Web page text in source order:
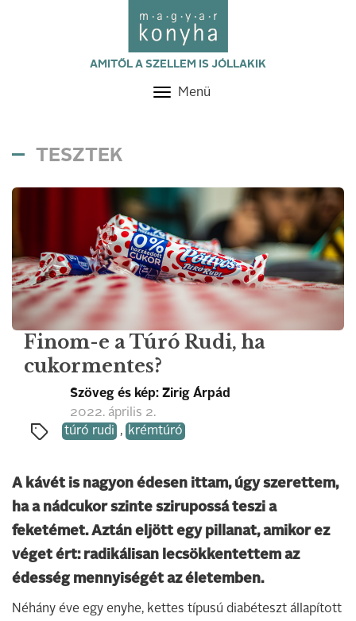
AMITŐL A SZELLEM IS JÓLLAKIK
Toggle
Menü
TESZTEK
Finom-e a Túró Rudi, ha
cukormentes?
Szöveg és kép: Zirig Árpád
2022. április 2.
túró rudi , krémtúró
A kávét is nagyon édesen ittam, úgy szerettem,
ha a nádcukor szinte szirupossá teszi a
feketémet. Aztán eljött egy pillanat, amikor ez
véget ért: radikálisan lecsökkentettem az
édesség mennyiségét az életemben.
Néhány éve egy enyhe, kettes típusú diabéteszt állapított